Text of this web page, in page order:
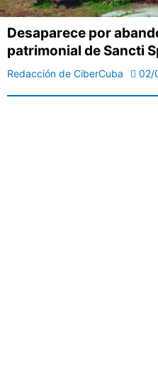
Desaparece por
patrimonial de Sancti
Redacción de CiberCuba 02/